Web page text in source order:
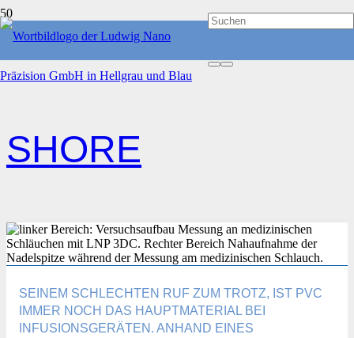
START
SHORE
SEINEM SCHLECHTEN RUF ZUM TROTZ, IST PVC
IMMER NOCH DAS HAUPTMATERIAL BEI
INFUSIONSGERÄTEN. ANHAND EINES